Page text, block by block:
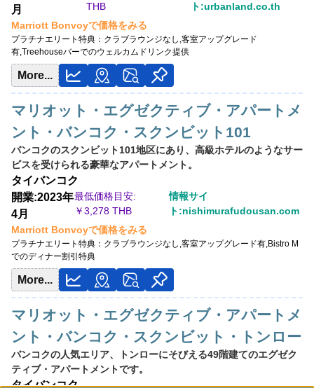
月
THB
ト:urbanland.co.th
Marriott Bonvoyで価格をみる
プラチナエリート特典： クラブラウンジなし,客室アップグレード
有,Treehouseバーでのウェルカムドリンク提供
More...
マリオット・エグゼクティブ・アパートメ
ント・バンコク・スクンビット101
バンコクのスクンビット101地区にあり、高級ホテルのようなサー
ビスを受けられる豪華なアパートメント。
タイバンコク
開業:2023年
4月
最低価格目安:
￥3,278 THB
情報サイ
ト:nishimurafudousan.com
Marriott Bonvoyで価格をみる
プラチナエリート特典： クラブラウンジなし,客室アップグレード有,Bistro M
でのディナー割引特典
More...
マリオット・エグゼクティブ・アパートメ
ント・バンコク・スクンビット・トンロー
バンコクの人気エリア、トンローにそびえる49階建てのエグゼク
ティブ・アパートメントです。
タイバンコク